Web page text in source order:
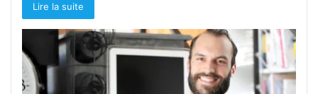
Lire la suite